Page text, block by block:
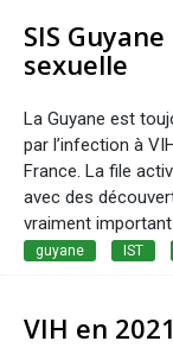
SIS
sexuelle
La Guyane est
par l’infection à
France. La file
avec des
vraiment important
guyane IST
VIH en